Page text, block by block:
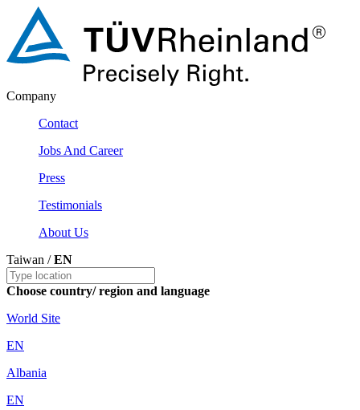
Company
Contact
Jobs And Career
Press
Testimonials
About Us
Taiwan /EN
Choose country/ region and language
World Site
EN
Albania
EN